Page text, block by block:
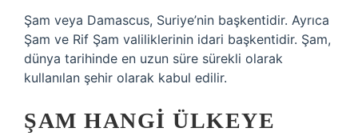
Şam veya Damascus, Suriye’nin başkentidir. Ayrıca
Şam ve Rif Şam valiliklerinin idari başkentidir. Şam,
dünya tarihinde en uzun süre sürekli olarak
kullanılan şehir olarak kabul edilir.
ŞAM HANGI ÜLKEYE